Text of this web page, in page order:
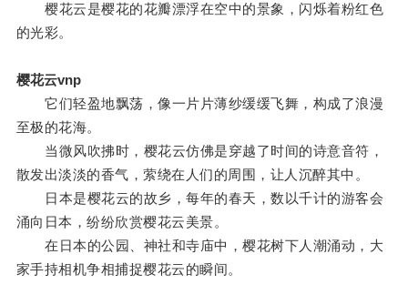
樱花云是樱花的花瓣漂浮在空中的景象，闪烁着粉红色
的光彩。
樱花云vnp
它们轻盈地飘荡，像一片片薄纱缓缓飞舞，构成了浪漫
至极的花海。
当微风吹拂时，樱花云仿佛是穿越了时间的诗意音符，
散发出淡淡的香气，萦绕在人们的周围，让人沉醉其中。
日本是樱花云的故乡，每年的春天，数以千计的游客会
涌向日本，纷纷欣赏樱花云美景。
在日本的公园、神社和寺庙中，樱花树下人潮涌动，大
家手持相机争相捕捉樱花云的瞬间。